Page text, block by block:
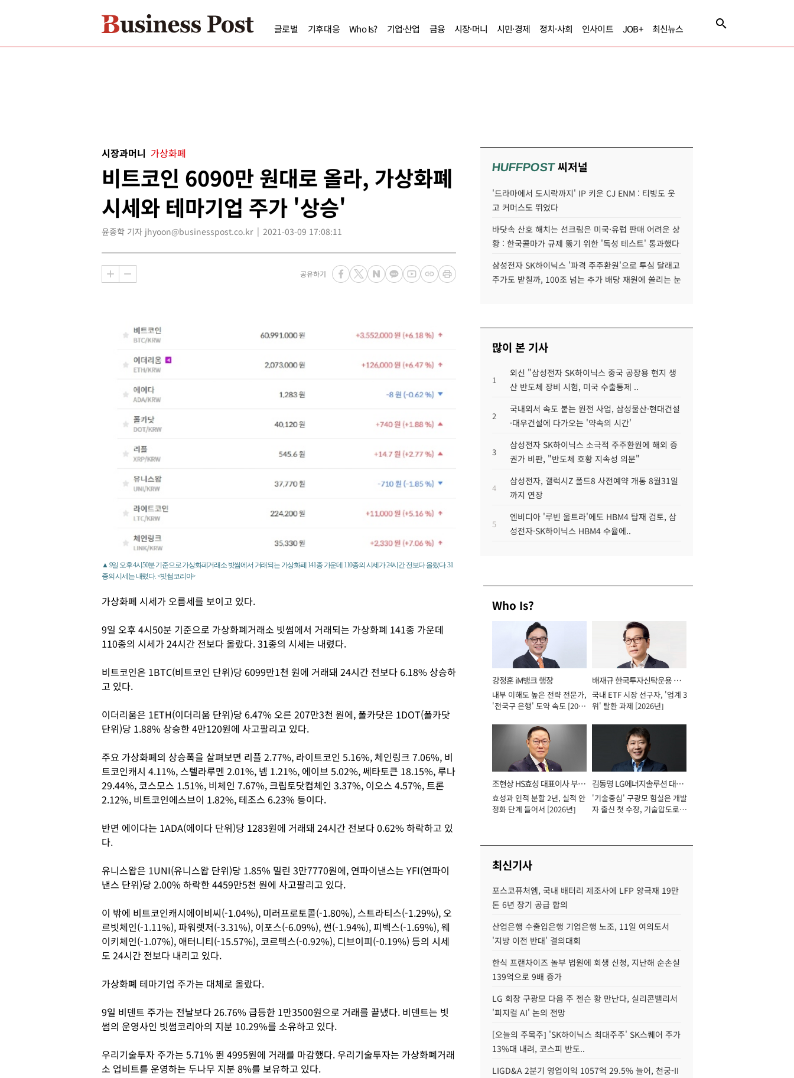
글로벌 기후대응 Who Is? 기업·산업 금융 시장·머니 시민·경제 정치·사회 인사이트 JOB+ 최신뉴스
시장과머니 가상화폐
비트코인 6090만 원대로 올라, 가상화폐
시세와 테마기업 주가 '상승'
윤종학 기자 jhyoon@businesspost.co.kr 2021-03-09 17:08:11
공유하기
▲ 9일 오후 4시50분 기준으로 가상화폐거래소 빗썸에서 거래되는 가상화폐 141종 가운데 110종의 시세가 24시간 전보다 올랐다. 31
종의 시세는 내렸다. <빗썸코리아>
가상화폐 시세가 오름세를 보이고 있다.
9일 오후 4시50분 기준으로 가상화폐거래소 빗썸에서 거래되는 가상화폐 141종 가운데
110종의 시세가 24시간 전보다 올랐다. 31종의 시세는 내렸다.
비트코인은 1BTC(비트코인 단위)당 6099만1천 원에 거래돼 24시간 전보다 6.18% 상승하
고 있다.
이더리움은 1ETH(이더리움 단위)당 6.47% 오른 207만3천 원에, 폴카닷은 1DOT(폴카닷
단위)당 1.88% 상승한 4만120원에 사고팔리고 있다.
주요 가상화폐의 상승폭을 살펴보면 리플 2.77%, 라이트코인 5.16%, 체인링크 7.06%, 비
트코인캐시 4.11%, 스텔라루멘 2.01%, 넴 1.21%, 에이브 5.02%, 쎄타토큰 18.15%, 루나
29.44%, 코스모스 1.51%, 비체인 7.67%, 크립토닷컴체인 3.37%, 이오스 4.57%, 트론
2.12%, 비트코인에스브이 1.82%, 테조스 6.23% 등이다.
반면 에이다는 1ADA(에이다 단위)당 1283원에 거래돼 24시간 전보다 0.62% 하락하고 있
다.
유니스왑은 1UNI(유니스왑 단위)당 1.85% 밀린 3만7770원에, 연파이낸스는 YFI(연파이
낸스 단위)당 2.00% 하락한 4459만5천 원에 사고팔리고 있다.
이 밖에 비트코인캐시에이비씨(-1.04%), 미러프로토콜(-1.80%), 스트라티스(-1.29%), 오
르빗체인(-1.11%), 파워렛저(-3.31%), 이포스(-6.09%), 썬(-1.94%), 피벡스(-1.69%), 웨
이키체인(-1.07%), 애터니티(-15.57%), 코르텍스(-0.92%), 디브이피(-0.19%) 등의 시세
도 24시간 전보다 내리고 있다.
가상화폐 테마기업 주가는 대체로 올랐다.
9일 비덴트 주가는 전날보다 26.76% 급등한 1만3500원으로 거래를 끝냈다. 비덴트는 빗
썸의 운영사인 빗썸코리아의 지분 10.29%를 소유하고 있다.
우리기술투자 주가는 5.71% 뛴 4995원에 거래를 마감했다. 우리기술투자는 가상화폐거래
소 업비트를 운영하는 두나무 지분 8%를 보유하고 있다.
HUFFPOST씨저널
'드라마에서 도시락까지' IP 키운 CJ ENM : 티빙도 웃
고 커머스도 뛰었다
바닷속 산호 해치는 선크림은 미국·유럽 판매 어려운 상
황 : 한국콜마가 규제 뚫기 위한 '독성 테스트' 통과했다
삼성전자 SK하이닉스 '파격 주주환원'으로 투심 달래고
주가도 받칠까, 100조 넘는 추가 배당 재원에 쏠리는 눈
많이 본 기사
1
외신 "삼성전자 SK하이닉스 중국 공장용 현지 생
산 반도체 장비 시험, 미국 수출통제 ..
2
국내외서 속도 붙는 원전 사업, 삼성물산·현대건설
·대우건설에 다가오는 '약속의 시간'
3
삼성전자 SK하이닉스 소극적 주주환원에 해외 증
권가 비판, "반도체 호황 지속성 의문"
4
삼성전자, 갤럭시Z 폴드8 사전예약 개통 8월31일
까지 연장
5
엔비디아 '루빈 울트라'에도 HBM4 탑재 검토, 삼
성전자·SK하이닉스 HBM4 수율에..
Who Is?
강정훈 iM뱅크 행장
내부 이해도 높은 전략 전문가,
'전국구 은행' 도약 속도 [2026
배재규 한국투자신탁운용 대
표이사 사장
국내 ETF 시장 선구자, '업계 3
위' 탈환 과제 [2026년]
조현상 HS효성 대표이사 부회
장
효성과 인적 분할 2년, 실적 안
정화 단계 들어서 [2026년]
김동명 LG에너지솔루션 대표
이사 사장
'기술중심' 구광모 힘실은 개발
자 출신 첫 수장, 기술압도로
최신기사
포스코퓨처엠, 국내 배터리 제조사에 LFP 양극재 19만
톤 6년 장기 공급 합의
산업은행 수출입은행 기업은행 노조, 11일 여의도서
'지방 이전 반대' 결의대회
한식 프랜차이즈 놀부 법원에 회생 신청, 지난해 순손실
139억으로 9배 증가
LG 회장 구광모 다음 주 젠슨 황 만난다, 실리콘밸리서
'피지컬 AI' 논의 전망
[오늘의 주목주] 'SK하이닉스 최대주주' SK스퀘어 주가
13%대 내려, 코스피 반도..
LIGD&A 2분기 영업이익 1057억 29.5% 늘어, 천궁-II